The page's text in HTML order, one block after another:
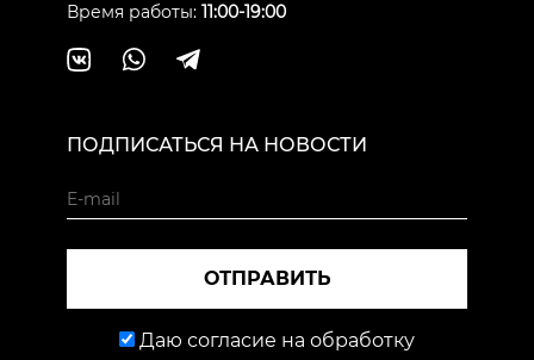
Время работы: 11:00-19:00
ПОДПИСАТЬСЯ НА НОВОСТИ
ОТПРАВИТЬ
Даю согласие на обработку